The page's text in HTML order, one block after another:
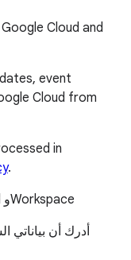
Cloud and
event
Cloud from
in
.
أريد تلقّي نشرات إخبارية من Google Cloud وWorkspace
أدرك أن بياناتي